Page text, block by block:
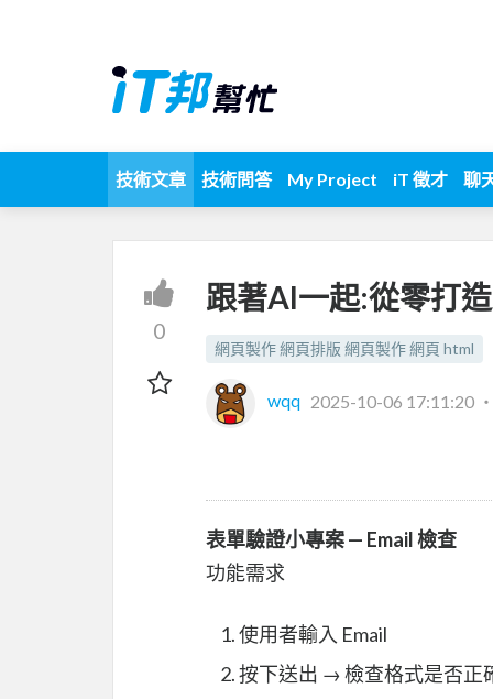
技術文章 技術問答 My Project iT 徵才 聊
0
跟著AI一起:從零打
網頁製作 網頁排版 網頁製作 網頁 html
wqq 2025-10-06 17:11:20 ‧
表單驗證小專案 — Email 檢查
功能需求
使用者輸入 Email
按下送出 → 檢查格式是否正